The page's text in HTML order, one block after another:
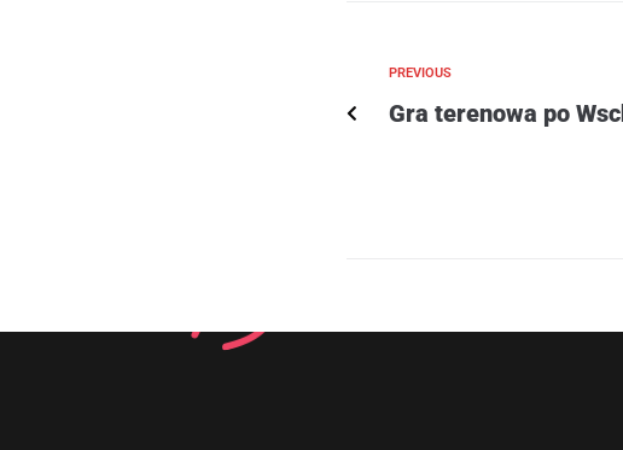
PREVIOUS
Gra terenowa po